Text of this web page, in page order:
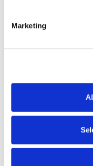
Marketing
Samengesteld
Chemie:
Is dit niet
Kies een
Inbouw